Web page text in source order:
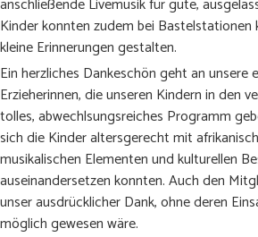
Kinder konnten zudem bei Bastelstationen
kleine Erinnerungen gestalten.
Ein herzliches Dankeschön geht an unsere
Erzieherinnen, die unseren Kindern in den
tolles, abwechlsungsreiches Programm
sich die Kinder altersgerecht mit
musikalischen Elementen und kulturellen
auseinandersetzen konnten. Auch den
unser ausdrücklicher Dank, ohne deren
möglich gewesen wäre.